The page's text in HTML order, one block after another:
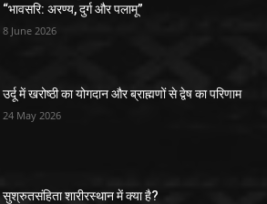
“भावसरि: अरण्य, दुर्ग और पलामू”
8 June 2026
उर्दू में खरोष्ठी का योगदान और ब्राह्मणों से द्वेष का परिणाम
24 May 2026
सुश्रुतसंहिता शारीरस्थान में क्या है?